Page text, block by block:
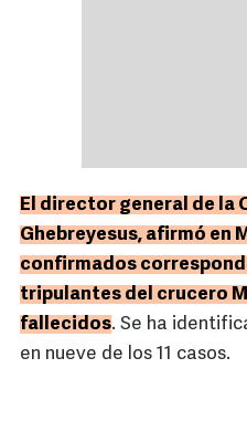
El director general de la
Ghebreyesus, afirmó en
confirmados
tripulantes del crucero
fallecidos. Se ha
en nueve de los 11 casos.